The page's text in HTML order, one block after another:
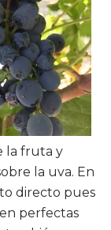
la fruta y
la uva. En
directo pues
perfectas